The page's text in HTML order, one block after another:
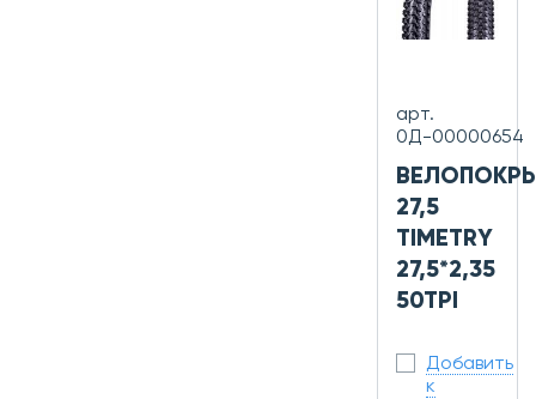
арт.
0Д-00000654
27,5
TIMETRY
27,5*2,35
50TPI
Добавить
к